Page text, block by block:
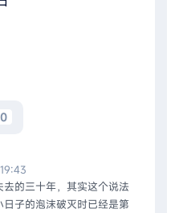
0
的三十年，其实这个说法
子的泡沫破灭时已经是第